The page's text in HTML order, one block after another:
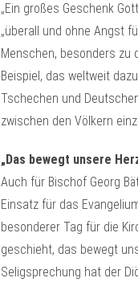
„Ein großes Geschenk
„überall und ohne Angst
Menschen, besonders zu
Beispiel, das weltweit
Tschechen und
zwischen den Völkern
„Das bewegt unsere
Auch für Bischof Georg
Einsatz für das
besonderer Tag für die
geschieht, das bewegt
Seligsprechung hat der